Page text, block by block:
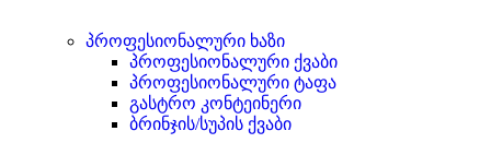
პროფესიონალური ხაზი
პროფესიონალური ქვაბი
პროფესიონალური ტაფა
გასტრო კონტეინერი
ბრინჯის/სუპის ქვაბი